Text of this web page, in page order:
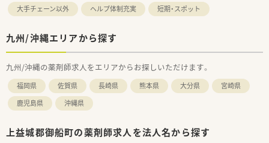
大手チェーン以外
ヘルプ体制充実 短期・スポット
九州/沖縄エリアから探す
九州/沖縄の薬剤師求人をエリアからお探しいただけます。
福岡県 佐賀県 長崎県 熊本県 大分県
宮崎県
鹿児島県
沖縄県
上益城郡御船町の薬剤師求人を法人名から探す